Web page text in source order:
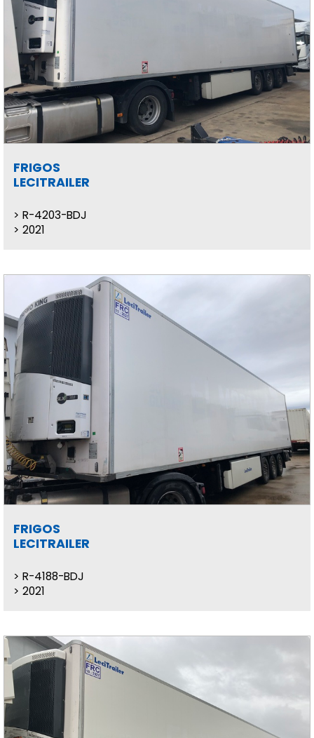
FRIGOS
LECITRAILER
R-4203-BDJ
2021
FRIGOS
LECITRAILER
R-4188-BDJ
2021